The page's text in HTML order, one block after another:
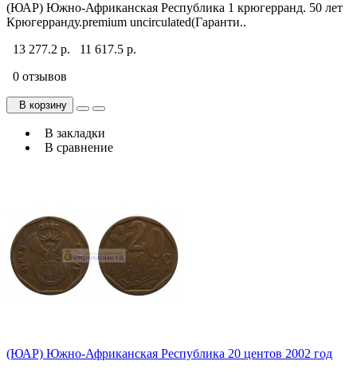
(ЮАР) Южно-Африканская Республика 1 крюгерранд. 50 лет
Крюгерранду.premium uncirculated(Гаранти..
13 277.2 р.
11 617.5 р.
0 отзывов
В корзину
В закладки
В сравнение
(ЮАР) Южно-Африканская Республика 20 центов 2002 год